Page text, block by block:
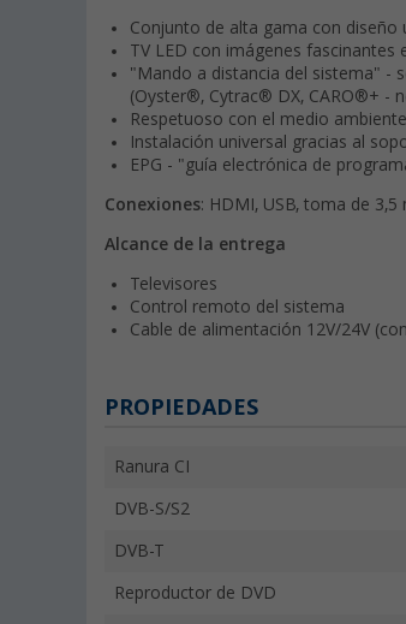
Conjunto de alta gama con diseño
TV LED con imágenes fascinantes
"Mando a distancia del sistema" -
(Oyster®, Cytrac® DX, CARO®+ -
Respetuoso con el medio
Instalación universal gracias al
EPG - "guía electrónica de
Conexiones: HDMI, USB, toma de
Alcance de la entrega
Televisores
Control remoto del sistema
Cable de alimentación 12V/24V
PROPIEDADES
Ranura CI
DVB-S/S2
DVB-T
Reproductor de DVD